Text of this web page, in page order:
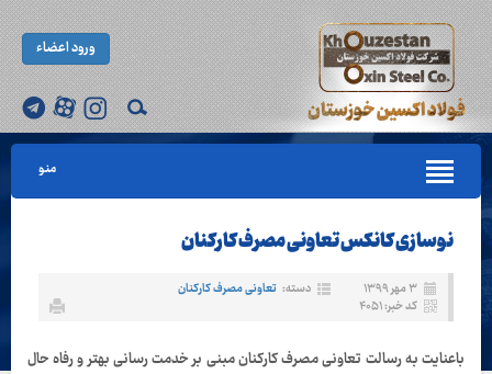
ورود اعضاء
منو
نوسازی کانکس تعاونی مصرف کارکنان
۳ مهر ۱۳۹۹ دسته: تعاونی مصرف کارکنان
کد خبر: ۴۰۵۱
باعنایت به رسالت تعاونی مصرف کارکنان مبنی بر خدمت رسانی بهتر و رفاه حال